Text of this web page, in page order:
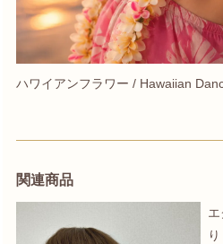
ハワイアンフラワー / Hawaiian
関連商品